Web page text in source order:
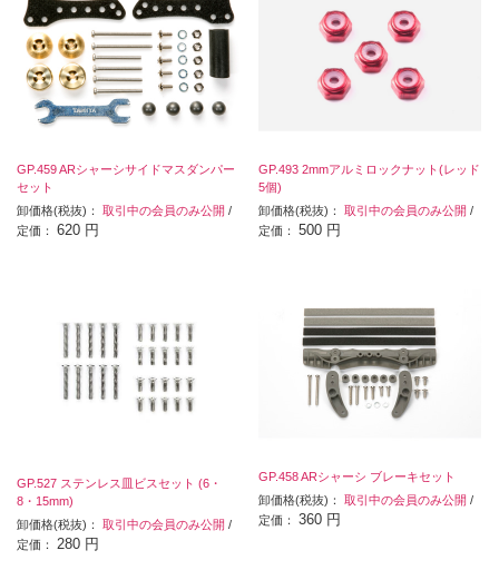
GP.459 ARシャーシサイドマスダンパー
セット
卸価格(税抜)： 取引中の会員のみ公開 /
定価： 620 円
GP.493 2mmアルミロックナット(レッド
5個)
卸価格(税抜)：取引中の会員のみ公開 /
定価：500 円
GP.527 ステンレス皿ビスセット (6・
8・15mm)
卸価格(税抜)： 取引中の会員のみ公開 /
定価： 280 円
GP.458 ARシャーシ ブレーキセット
卸価格(税抜)：取引中の会員のみ公開 /
定価：360 円